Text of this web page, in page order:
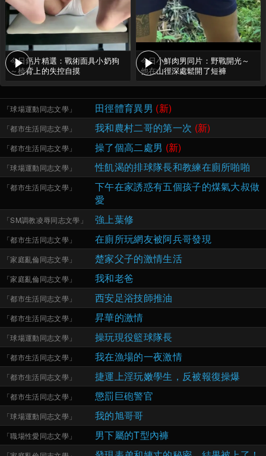
今日鈣片精選：戰術面具小奶狗
～椅背上的失控自摸
今日小鮮肉男同片：野戰開光～
他在山徑深處鬆開了短褲
「球場運動同志文學」 田徑體育異男 (新)
「都市生活同志文學」 我和農村二哥的第一次 (新)
「都市生活同志文學」 操了個高二處男 (新)
「球場運動同志文學」 性飢渴的排球隊長和教練在廁所啪啪
「都市生活同志文學」
下午在家誘惑有五個孩子的煤氣大叔做
愛
「SM調教凌辱同志文學 」 強上葉修
「都市生活同志文學」 在廁所玩網友被阿兵哥發現
「家庭亂倫同志文學」 楚家父子的激情生活
「家庭亂倫同志文學」 我和老爸
「都市生活同志文學」 西安足浴技師推油
「都市生活同志文學」 昇華的激情
「球場運動同志文學」 操玩現役籃球隊長
「都市生活同志文學」 我在漁場的一夜激情
「都市生活同志文學」 捷運上淫玩嫩學生，反被報復操爆
「都市生活同志文學」 懲罰巨砲警官
「球場運動同志文學」 我的旭哥哥
「職場性愛同志文學」 男下屬的T型內褲